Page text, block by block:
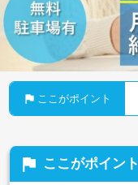
flag ここがポイント
flag ここがポイント